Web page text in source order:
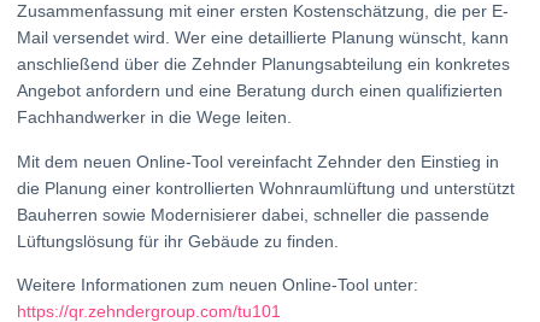
Zusammenfassung mit einer ersten Kostenschätzung, die per E-
Mail versendet wird. Wer eine detaillierte Planung wünscht, kann
anschließend über die Zehnder Planungsabteilung ein konkretes
Angebot anfordern und eine Beratung durch einen qualifizierten
Fachhandwerker in die Wege leiten.
Mit dem neuen Online-Tool vereinfacht Zehnder den Einstieg in
die Planung einer kontrollierten Wohnraumlüftung und unterstützt
Bauherren sowie Modernisierer dabei, schneller die passende
Lüftungslösung für ihr Gebäude zu finden.
Weitere Informationen zum neuen Online-Tool unter:
https://qr.zehndergroup.com/tu101